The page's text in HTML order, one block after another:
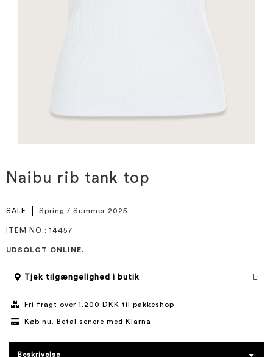
starten
af
Naibu rib tank top
SALE Spring / Summer 2025
ITEM NO. : 14457
UDSOLGT ONLINE.
Tjek tilgængelighed i butik
Fri fragt over 1.200 DKK til pakkeshop
Køb nu. Betal senere med Klarna
Beskrivelse